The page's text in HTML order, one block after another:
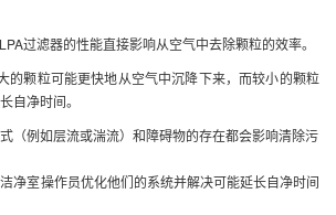
过滤器的性能直接影响从空气中去除颗粒的效率。
颗粒可能更快地从空气中沉降下来，而较小的颗粒
自净时间。
（例如层流或湍流）和障碍物的存在都会影响清除污
室操作员优化他们的系统并解决可能延长自净时间